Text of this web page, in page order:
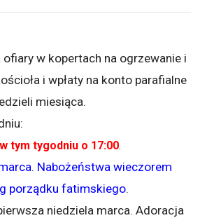
ofiary w kopertach na ogrzewanie i
i wpłaty na konto parafialne
miesiąca.
tym tygodniu o 17:00.
Nabożeństwa wieczorem
porządku fatimskiego.
niedziela marca. Adoracja